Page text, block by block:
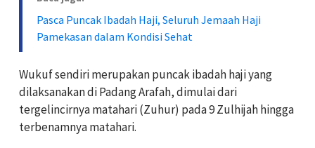
Pasca Puncak Ibadah Haji, Seluruh Jemaah Haji
Pamekasan dalam Kondisi Sehat
Wukuf sendiri merupakan puncak ibadah haji yang
dilaksanakan di Padang Arafah, dimulai dari
tergelincirnya matahari (Zuhur) pada 9 Zulhijah hingga
terbenamnya matahari.